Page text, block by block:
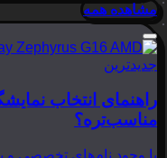
مشاهده همه
جدیدترین
راهنمای انتخاب
مناسب‌تره؟